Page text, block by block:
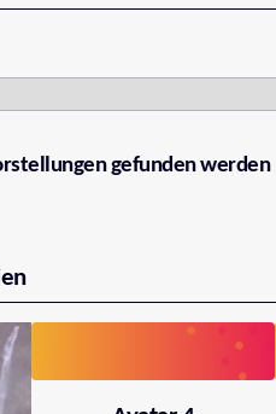
gefunden werden